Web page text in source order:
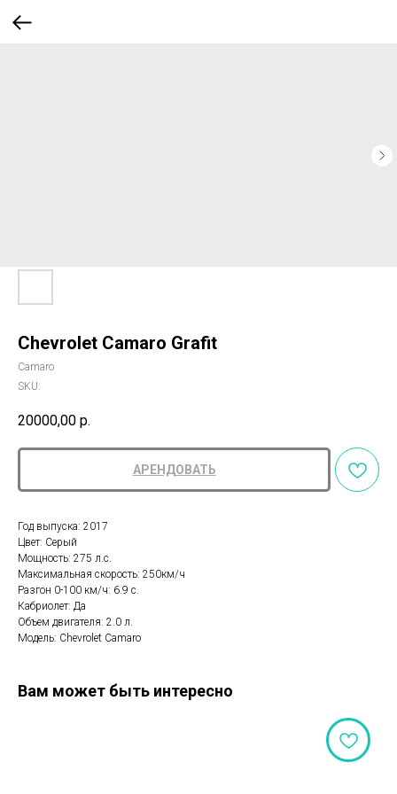
Chevrolet Camaro Grafit
Camaro
SKU:
20000,00 р.
АРЕНДОВАТЬ
Год выпуска: 2017
Цвет: Серый
Мощность: 275 л.с.
Максимальная скорость: 250км/ч
Разгон 0-100 км/ч: 6.9 с.
Кабриолет: Да
Объем двигателя: 2.0 л.
Модель: Chevrolet Camaro
Вам может быть интересно